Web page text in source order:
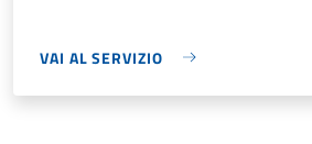
VAI AL SERVIZIO